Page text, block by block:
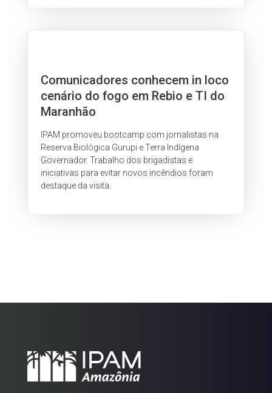
Comunicadores conhecem in loco
cenário do fogo em Rebio e TI do
Maranhão
IPAM promoveu bootcamp com jornalistas na
Reserva Biológica Gurupi e Terra Indígena
Governador. Trabalho dos brigadistas e
iniciativas para evitar novos incêndios foram
destaque da visita.